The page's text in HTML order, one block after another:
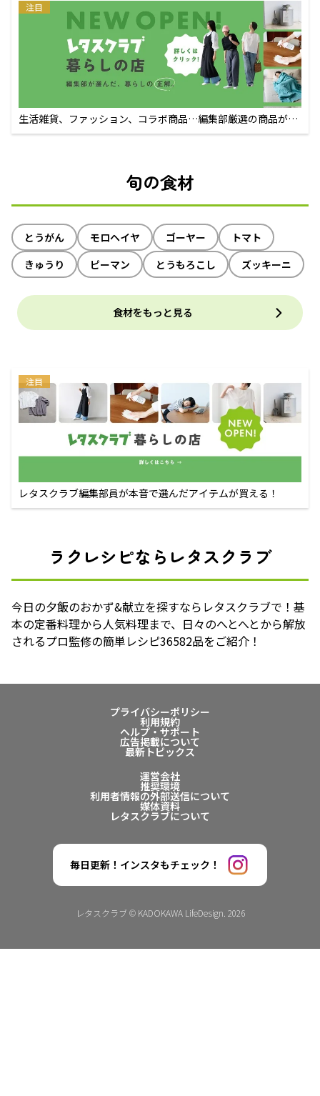
注目
生活雑貨、ファッション、コラボ商品…編集部厳選の商品が買
えるECサイト
旬の食材
とうがん モロヘイヤ ゴーヤー
トマト
きゅうり
ピーマン とうもろこし ズッキーニ
食材をもっと見る
注目
レタスクラブ編集部員が本音で選んだアイテムが買える！
ラクレシピならレタスクラブ
今日の夕飯のおかず&献立を探すならレタスクラブで！基
本の定番料理から人気料理まで、日々のへとへとから解放
されるプロ監修の簡単レシピ36582品をご紹介！
プライバシーポリシー
利用規約
ヘルプ・サポート
広告掲載について
最新トピックス
運営会社
推奨環境
利用者情報の外部送信について
媒体資料
レタスクラブについて
毎日更新！インスタもチェック！
レタスクラブ © KADOKAWA LifeDesign. 2026